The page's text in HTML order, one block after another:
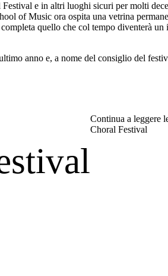
e in altri luoghi sicuri per molti
of Music ora ospita una vetrina
quello che col tempo diventerà
anno e, a nome del consiglio del
Continua a leggere
Choral Festival